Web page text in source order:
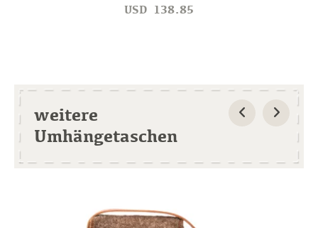
USD 138.85
weitere
Umhängetaschen